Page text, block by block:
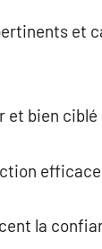
et
et bien
la